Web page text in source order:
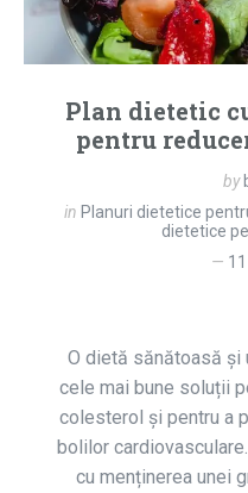
Plan dietetic
pentru
by
in Planuri dietetice
dietetice
O dietă sănătoasă și
cele mai bune soluții
colesterol și pentru a
bolilor
cu menținerea unei